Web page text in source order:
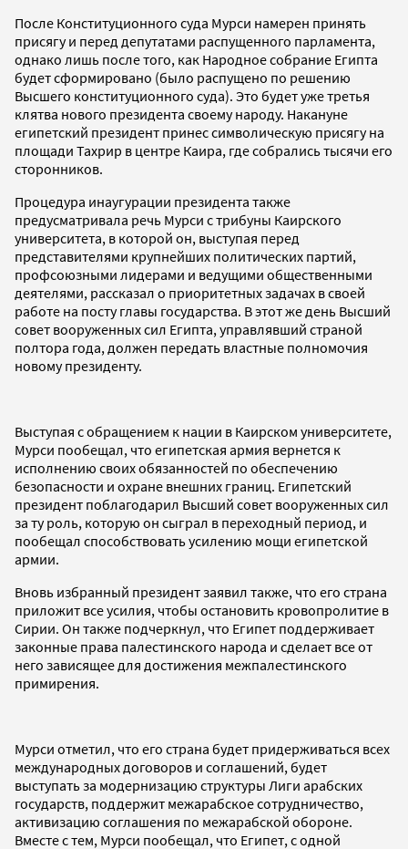
После Конституционного суда Мурси намерен принять
присягу и перед депутатами распущенного парламента,
однако лишь после того, как Народное собрание Египта
будет сформировано (было распущено по решению
Высшего конституционного суда). Это будет уже третья
клятва нового президента своему народу. Накануне
египетский президент принес символическую присягу на
площади Тахрир в центре Каира, где собрались тысячи его
сторонников.
Процедура инаугурации президента также
предусматривала речь Мурси с трибуны Каирского
университета, в которой он, выступая перед
представителями крупнейших политических партий,
профсоюзными лидерами и ведущими общественными
деятелями, рассказал о приоритетных задачах в своей
работе на посту главы государства. В этот же день Высший
совет вооруженных сил Египта, управлявший страной
полтора года, должен передать властные полномочия
новому президенту.
Выступая с обращением к нации в Каирском университете,
Мурси пообещал, что египетская армия вернется к
исполнению своих обязанностей по обеспечению
безопасности и охране внешних границ. Египетский
президент поблагодарил Высший совет вооруженных сил
за ту роль, которую он сыграл в переходный период, и
пообещал способствовать усилению мощи египетской
армии.
Вновь избранный президент заявил также, что его страна
приложит все усилия, чтобы остановить кровопролитие в
Сирии. Он также подчеркнул, что Египет поддерживает
законные права палестинского народа и сделает все от
него зависящее для достижения межпалестинского
примирения.
Мурси отметил, что его страна будет придерживаться всех
международных договоров и соглашений, будет
выступать за модернизацию структуры Лиги арабских
государств, поддержит межарабское сотрудничество,
активизацию соглашения по межарабской обороне.
Вместе с тем, Мурси пообещал, что Египет, с одной